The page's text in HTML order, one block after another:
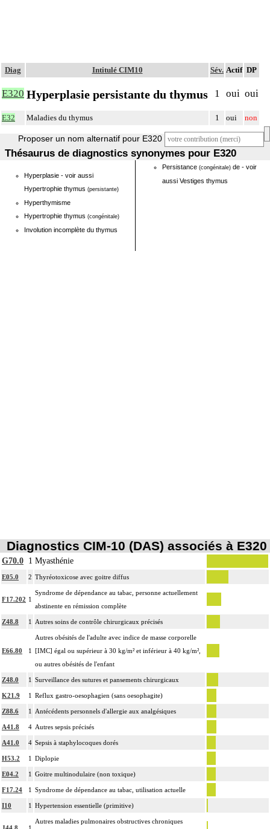
Diag Intitulé CIM10 Sév. Actif DP
E320 Hyperplasie persistante du thymus 1 oui oui
E32 Maladies du thymus 1 oui non
Proposer un nom alternatif pour E320
Thésaurus de diagnostics synonymes pour E320
Hyperplasie - voir aussi
Hypertrophie thymus (persistante)
Hyperthymisme
Hypertrophie thymus (congénitale)
Involution incomplète du thymus
Persistance (congénitale) de - voir
aussi Vestiges thymus
Diagnostics CIM-10 (DAS) associés à E320
G70.0 1 Myasthénie
E05.0 2 Thyréotoxicose avec goitre diffus
F17.202 1
Syndrome de dépendance au tabac, personne actuellement
abstinente en rémission complète
Z48.8 1 Autres soins de contrôle chirurgicaux précisés
E66.80 1
Autres obésités de l'adulte avec indice de masse corporelle
[IMC] égal ou supérieur à 30 kg/m² et inférieur à 40 kg/m²,
ou autres obésités de l'enfant
Z48.0 1 Surveillance des sutures et pansements chirurgicaux
K21.9 1 Reflux gastro-oesophagien (sans oesophagite)
Z88.6 1 Antécédents personnels d'allergie aux analgésiques
A41.8 4 Autres sepsis précisés
A41.0 4 Sepsis à staphylocoques dorés
H53.2 1 Diplopie
E04.2 1 Goitre multinodulaire (non toxique)
F17.24 1 Syndrome de dépendance au tabac, utilisation actuelle
I10 1 Hypertension essentielle (primitive)
Autres maladies pulmonaires obstructives chroniques